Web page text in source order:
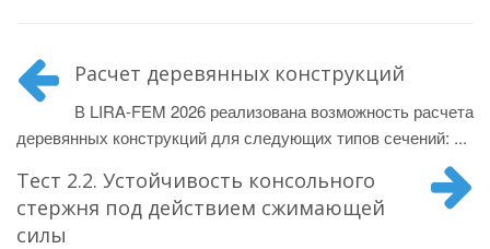
Расчет деревянных конструкций
В LIRA-FEM 2026 реализована возможность расчета
деревянных конструкций для следующих типов сечений: ...
Тест 2.2. Устойчивость консольного
стержня под действием сжимающей
силы